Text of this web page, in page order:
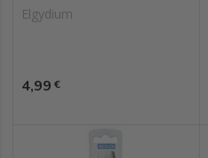
Elgydium
Prix
4,99 €